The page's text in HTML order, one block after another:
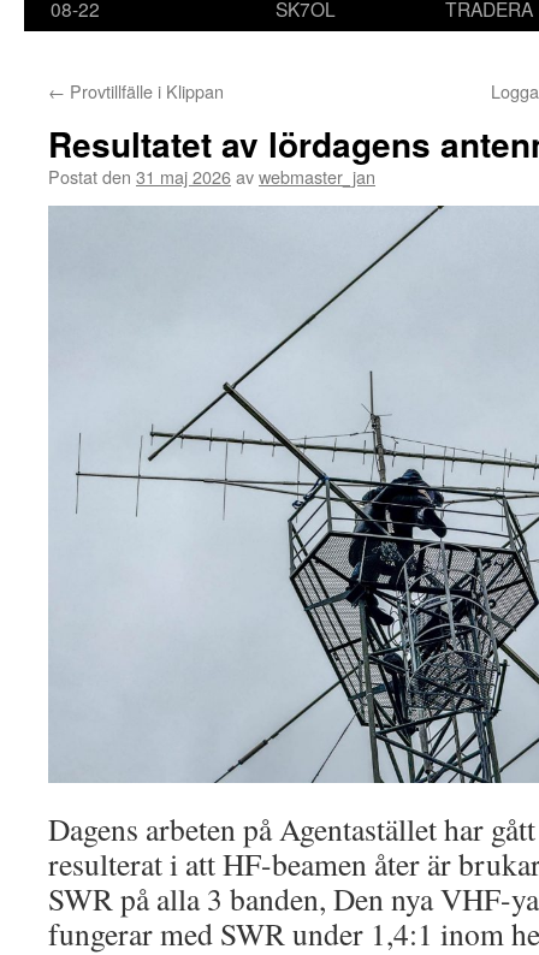
08-22
SK7OL
TRADERA
← Provtillfälle i Klippan
Resultatet av lördagens
Postat den 31 maj 2026avwebmaster_jan
Dagens arbeten på Agentastället har
resulterat i att HF-beamen åter är
SWR på alla 3 banden, Den nya VHF-
fungerar med SWR under 1,4:1 inom